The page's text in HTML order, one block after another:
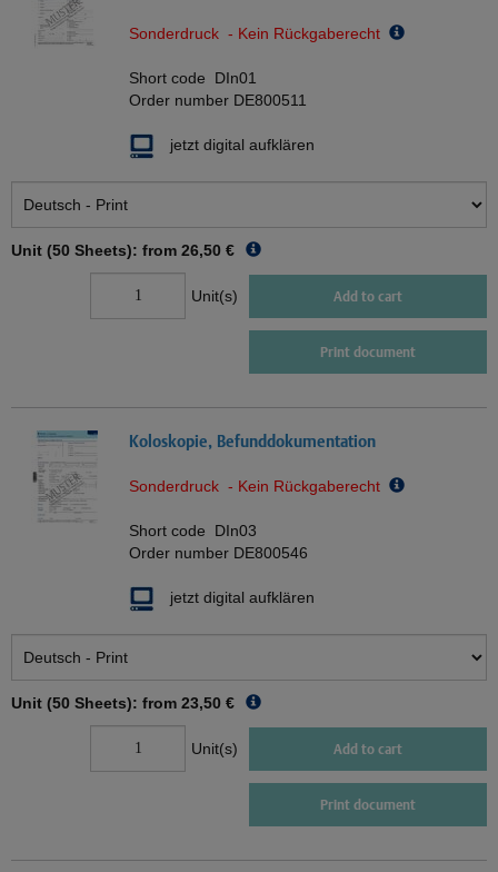
Sonderdruck - Kein Rückgaberecht
Short code DIn01
Order number DE800511
jetzt digital aufklären
Unit (50 Sheets): from 26,50 €
Unit(s) Add to cart
Print document
Koloskopie, Befunddokumentation
Sonderdruck - Kein Rückgaberecht
Short code DIn03
Order number DE800546
jetzt digital aufklären
Unit (50 Sheets): from 23,50 €
Unit(s) Add to cart
Print document